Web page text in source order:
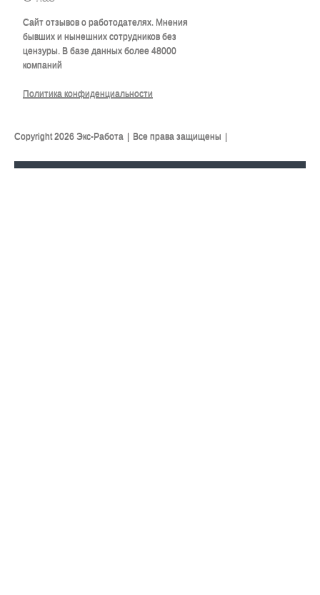
Сайт отзывов о работодателях. Мнения
бывших и нынешних сотрудников без
цензуры. В базе данных более 48000
компаний
Политика конфиденциальности
Copyright 2026 Экс-Работа Все права защищены